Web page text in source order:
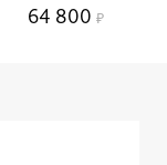
64 800